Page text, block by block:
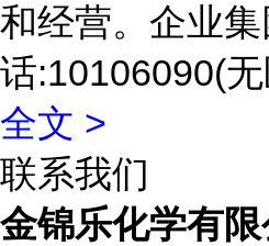
和经营。企业
话:10106090(
全文 >
联系我们
金锦乐化学有限